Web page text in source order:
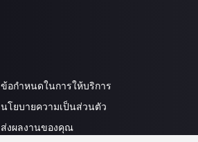
ข้อกำหนดในการให้บริการ
นโยบายความเป็นส่วนตัว
ส่งผลงานของคุณ